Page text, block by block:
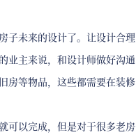
子未来的设计了。让设计合
业主来说，和设计师做好沟
等物品，这些都需要在装修
可以完成，但是对于很多老